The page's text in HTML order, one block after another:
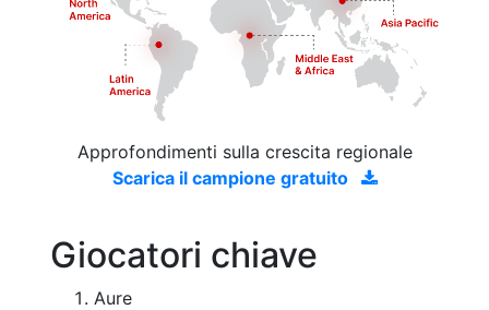
Approfondimenti sulla crescita regionale
Scarica il campione gratuito
Giocatori chiave
Aure